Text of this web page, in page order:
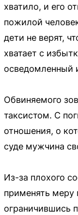
хватило, и его
пожилой
дети не верят,
хватает с
осведомленный
Обвиняемого
таксистом. С
отношения, о
суде мужчина
Из-за плохого
применять меру
ограничившись